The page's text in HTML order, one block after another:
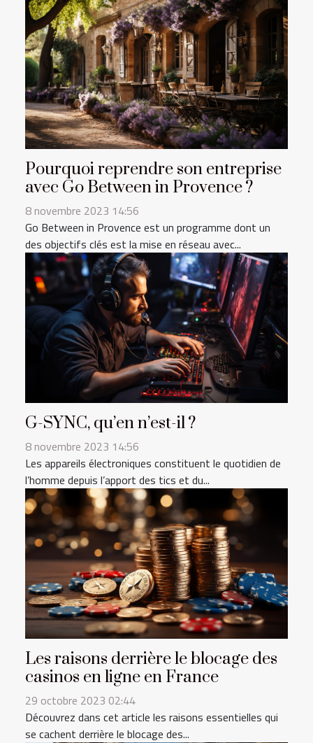
Pourquoi reprendre son entreprise
avec Go Between in Provence ?
8 novembre 2023 14:56
Go Between in Provence est un programme dont un
des objectifs clés est la mise en réseau avec...
G-SYNC, qu’en n’est-il ?
8 novembre 2023 14:56
Les appareils électroniques constituent le quotidien de
l’homme depuis l’apport des tics et du...
Les raisons derrière le blocage des
casinos en ligne en France
29 octobre 2023 02:44
Découvrez dans cet article les raisons essentielles qui
se cachent derrière le blocage des...